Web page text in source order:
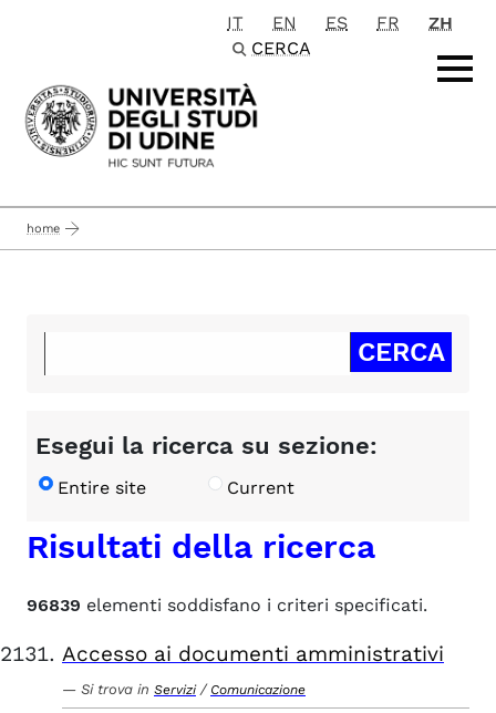
Passa al contenuto principale
IT EN ES FR
ZH
CERCA
home
Esegui la ricerca su sezione:
Entire site Current
Risultati della ricerca
96839 elementi soddisfano i criteri specificati.
Accesso ai documenti amministrativi
Si trova in Servizi / Comunicazione